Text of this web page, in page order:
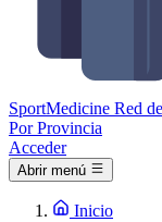
SportMedicine Red
Por Provincia
Acceder
Abrir menú
Inicio